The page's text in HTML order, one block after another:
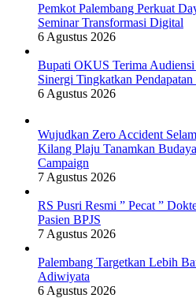
Pemkot Palembang Perkuat
Seminar Transformasi Digital
6 Agustus 2026
Bupati OKUS Terima Audiensi
Sinergi Tingkatkan Pendapatan
6 Agustus 2026
Wujudkan Zero Accident
Kilang Plaju Tanamkan
Campaign
7 Agustus 2026
RS Pusri Resmi ” Pecat ”
Pasien BPJS
7 Agustus 2026
Palembang Targetkan Lebih
Adiwiyata
6 Agustus 2026